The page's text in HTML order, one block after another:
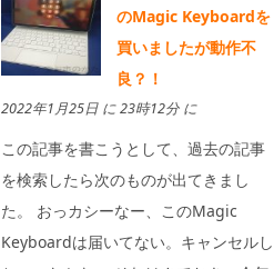
のMagic Keyboardを
買いましたが動作不
良？！
2022年1月25日 に 23時12分 に
この記事を書こうとして、過去の記事
を検索したら次のものが出てきまし
た。 おっカシーなー、このMagic
Keyboardは届いてない。キャンセルし